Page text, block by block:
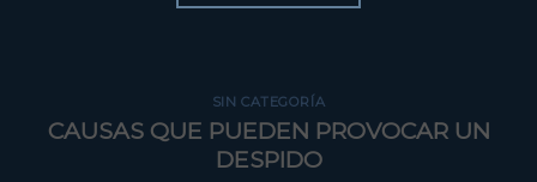
SIN CATEGORÍA
CAUSAS QUE PUEDEN PROVOCAR UN
DESPIDO